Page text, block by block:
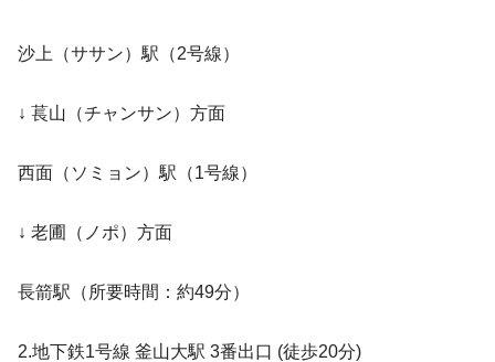
沙上（ササン）駅（2号線）
↓ 萇山（チャンサン）方面
西面（ソミョン）駅（1号線）
↓ 老圃（ノポ）方面
長箭駅（所要時間：約49分）
2.地下鉄1号線 釜山大駅 3番出口 (徒歩20分)